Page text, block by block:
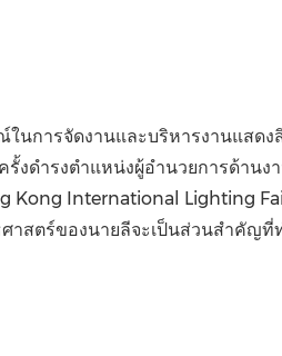
นการจัดงานและบริหารงานแสดง
รั้งดำรงตำแหน่งผู้อำนวยการด้านง
Kong International Lighting
าสตร์ของนายลีจะเป็นส่วนสำคัญที่